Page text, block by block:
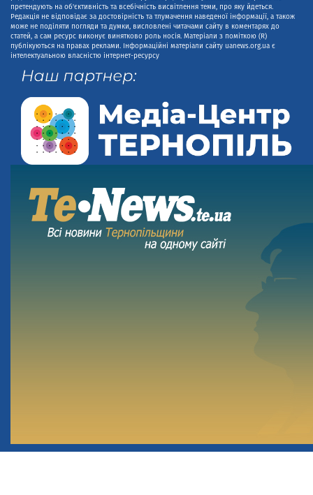
претендують на об'єктивність та всебічність висвітлення теми, про яку йдеться.
Редакція не відповідає за достовірність та тлумачення наведеної інформації, а також
може не поділяти погляди та думки, висловлені читачами сайту в коментарях до
статей, а сам ресурс виконує винятково роль носія. Матеріали з поміткою (R)
публікуються на правах реклами. Інформаційні матеріали сайту uanews.org.ua є
інтелектуальною власністю інтернет-ресурсу